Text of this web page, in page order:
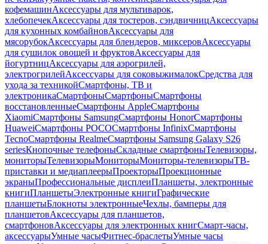
кофемашинАксессуары для мультиварок,
хлебопечекАксессуары для тостеров, сэндвичницАксессуары
для кухонных комбайновАксессуары для
мясорубокАксессуары для блендеров, миксеровАксессуары
для сушилок овощей и фруктовАксессуары для
йогуртницАксессуары для аэрогрилей,
электрогрилейАксессуары для соковыжималокСредства для
ухода за техникойСмартфоны, ТВ и
электроникаСмартфоныСмартфоныСмартфоны
восстановленныеСмартфоны AppleСмартфоны
XiaomiСмартфоны SamsungСмартфоны HonorСмартфоны
HuaweiСмартфоны POCOСмартфоны InfinixСмартфоны
TecnoСмартфоны RealmeСмартфоны Samsung Galaxy S26
seriesКнопочные телефоныСкладные смартфоныТелевизоры,
мониторыТелевизорыМониторыМониторы-телевизорыТВ-
приставки и медиаплеерыПроекторыПроекционные
экраныПрофессиональные дисплеиПланшеты, электронные
книгиПланшетыЭлектронные книгиГрафические
планшетыБлокноты электронныеЧехлы, бамперы для
планшетовАксессуары для планшетов,
смартфоновАксессуары для электронных книгСмарт-часы,
аксессуарыУмные часыФитнес-браслетыУмные часы